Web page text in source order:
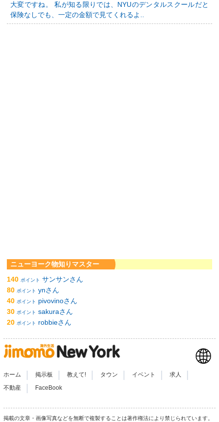
大変ですね。 私が知る限りでは、NYUのデンタルスクールだと
保険なしでも、一定の金額で見てくれるよ..
ニューヨーク物知りマスター
140 ポイント サンサンさん
80 ポイント ynさん
40 ポイント
pivovinoさん
30 ポイント sakuraさん
20 ポイント robbieさん
ホーム 掲示板 教えて! タウン イベント 求人
不動産 FaceBook
掲載の文章・画像写真などを無断で複製することは著作権法により禁じられています。